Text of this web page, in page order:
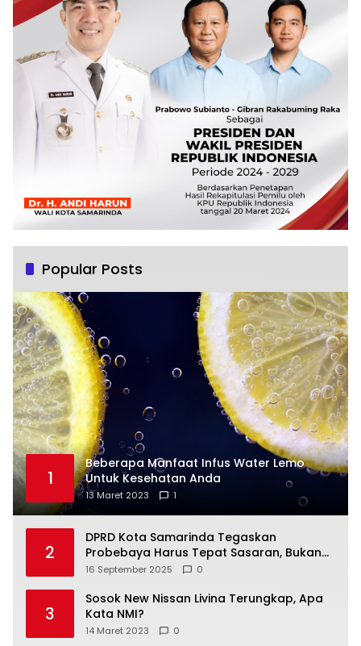
Popular Posts
1
Beberapa Manfaat Infus Water Lemo
Untuk Kesehatan Anda
13 Maret 2023 1
2
DPRD Kota Samarinda Tegaskan
Probebaya Harus Tepat Sasaran, Bukan
Hanya Infrastruktur Semata
16 September 2025 0
3
Sosok New Nissan Livina Terungkap, Apa
Kata NMI?
14 Maret 2023 0